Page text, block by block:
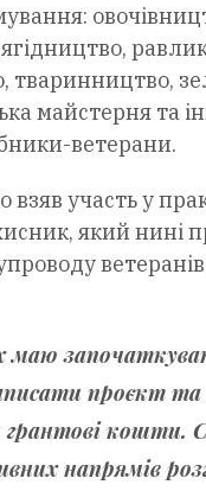
тваринництво,
майстерня та
ветерани.
взяв участь у
який нині
маю
проєкт
кошти.
напрямів